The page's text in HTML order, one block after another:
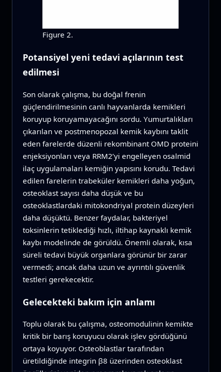
Figure 2.
Potansiyel yeni tedavi açılarının test
edilmesi
Son olarak çalışma, bu doğal frenin
güçlendirilmesinin canlı hayvanlarda kemikleri
koruyup koruyamayacağını sordu. Yumurtalıkları
çıkarılan ve postmenopozal kemik kaybını taklit
eden farelerde düzenli rekombinant OMD proteini
enjeksiyonları veya RRM2’yi engelleyen osalmid
ilaç uygulamaları kemiğin yapısını korudu. Tedavi
edilen farelerin trabeküler kemikleri daha yoğun,
osteoklast sayısı daha düşük ve bu
osteoklastlardaki mitokondriyal protein düzeyleri
daha düşüktü. Benzer faydalar, bakteriyel
toksinlerin tetiklediği hızlı, iltihap kaynaklı kemik
kaybı modelinde de görüldü. Önemli olarak, kısa
süreli tedavi büyük organlara görünür bir zarar
vermedi; ancak daha uzun ve ayrıntılı güvenlik
testleri gerekecektir.
Gelecekteki bakım için anlamı
Toplu olarak bu çalışma, osteomodulinin kemikte
kritik bir barış koruyucu olarak işlev gördüğünü
ortaya koyuyor. Osteoblastlar tarafından
üretildiğinde integrin β8 üzerinden osteoklast